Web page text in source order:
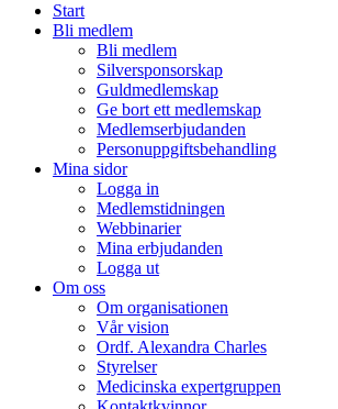
Start
Bli medlem
Bli medlem
Silversponsorskap
Guldmedlemskap
Ge bort ett medlemskap
Medlemserbjudanden
Personuppgiftsbehandling
Mina sidor
Logga in
Medlemstidningen
Webbinarier
Mina erbjudanden
Logga ut
Om oss
Om organisationen
Vår vision
Ordf. Alexandra Charles
Styrelser
Medicinska expertgruppen